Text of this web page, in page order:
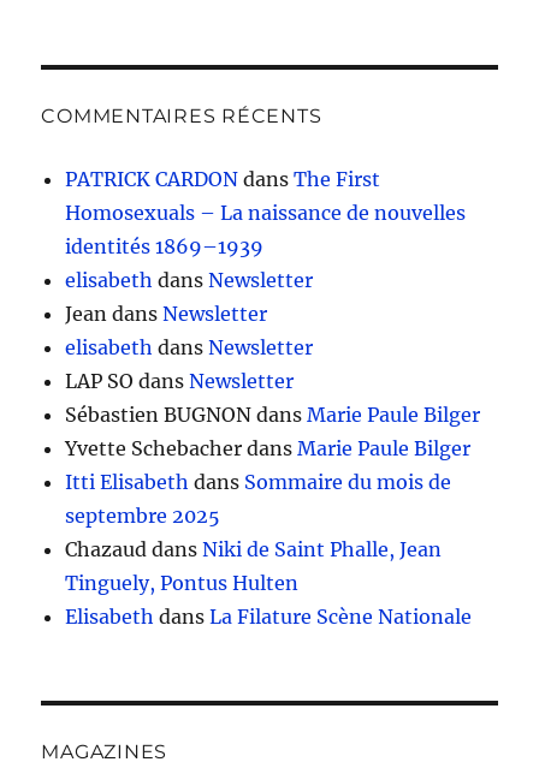
COMMENTAIRES RÉCENTS
PATRICK CARDON dansThe First
Homosexuals – La naissance de nouvelles
identités 1869–1939
elisabeth dansNewsletter
Jean dansNewsletter
elisabeth dansNewsletter
LAP SO dansNewsletter
Sébastien BUGNON dansMarie Paule Bilger
Yvette Schebacher dansMarie Paule Bilger
Itti Elisabeth dans Sommaire du mois de
septembre 2025
Chazaud dansNiki de Saint Phalle, Jean
Tinguely, Pontus Hulten
Elisabeth dansLa Filature Scène Nationale
MAGAZINES